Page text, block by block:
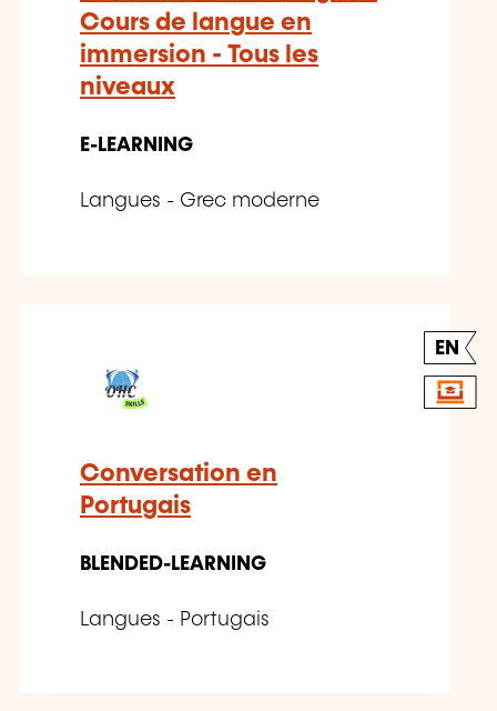
Cours de langue en
immersion - Tous les
niveaux
E-LEARNING
Langues - Grec moderne
EN
Conversation en
Portugais
BLENDED-LEARNING
Langues - Portugais